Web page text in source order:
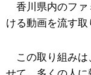
香川県内のファ
ける動画を流す取
この取り組みは